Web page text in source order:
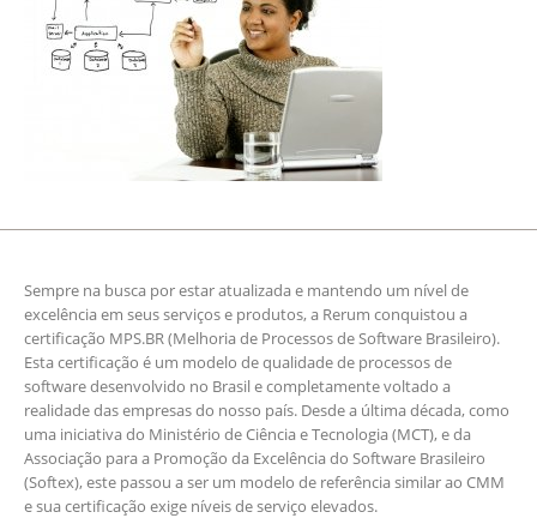
Sempre na busca por estar atualizada e mantendo um nível de
excelência em seus serviços e produtos, a Rerum conquistou a
certificação MPS.BR (Melhoria de Processos de Software Brasileiro).
Esta certificação é um modelo de qualidade de processos de
software desenvolvido no Brasil e completamente voltado a
realidade das empresas do nosso país. Desde a última década, como
uma iniciativa do Ministério de Ciência e Tecnologia (MCT), e da
Associação para a Promoção da Excelência do Software Brasileiro
(Softex), este passou a ser um modelo de referência similar ao CMM
e sua certificação exige níveis de serviço elevados.